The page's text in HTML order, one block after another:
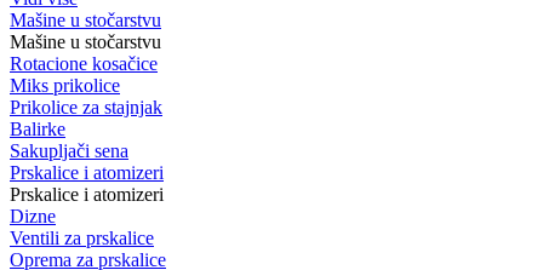
Mašine u stočarstvu
Mašine u stočarstvu
Rotacione kosačice
Miks prikolice
Prikolice za stajnjak
Balirke
Sakupljači sena
Prskalice i atomizeri
Prskalice i atomizeri
Dizne
Ventili za prskalice
Oprema za prskalice